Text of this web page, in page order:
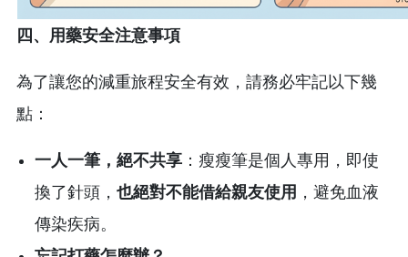
四、用藥安全注意事項
為了讓您的減重旅程安全有效，請務必牢記以下幾
點：
一人一筆，絕不共享 ：瘦瘦筆是個人專用，即使
換了針頭， 也絕對不能借給親友使用 ，避免血液
傳染疾病。